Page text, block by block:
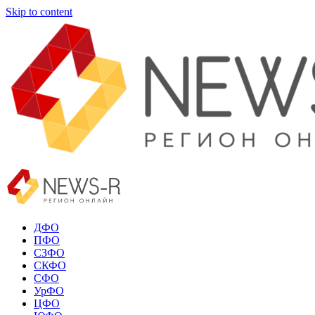
Skip to content
ДФО
ПФО
СЗФО
СКФО
СФО
УрФО
ЦФО